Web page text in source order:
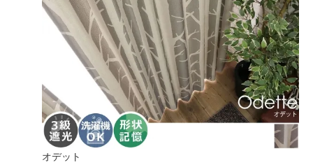
オデット